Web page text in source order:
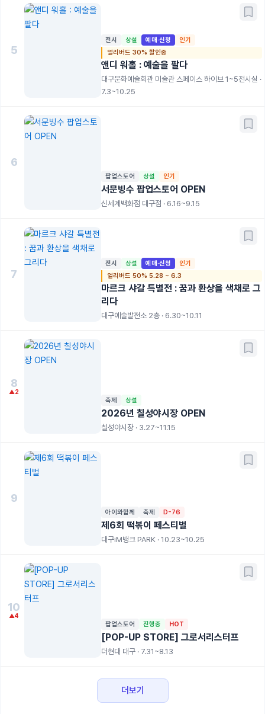
5
전시 상설 예매·신청
인기
얼리버드 30% 할인중
앤디 워홀 : 예술을 팔다
대구문화예술회관 미술관 스페이스 하이브 1~5전시실 ·
7.3~10.25
6
팝업스토어 상설 인기
서문빙수 팝업스토어 OPEN
신세계백화점 대구점 · 6.16~9.15
7
전시 상설 예매·신청
인기
얼리버드 50% 5.28 ~ 6.3
마르크 샤갈 특별전 : 꿈과 환상을 색채로 그
리다
대구예술발전소 2층 · 6.30~10.11
8
▲2
축제 상설
2026년 칠성야시장 OPEN
칠성야시장 · 3.27~11.15
9
아이와함께 축제 D-76
제6회 떡볶이 페스티벌
대구iM뱅크 PARK · 10.23~10.25
10
▲4
팝업스토어 진행중 HOT
[POP-UP STORE] 그로서리스터프
더현대 대구 · 7.31~8.13
더보기